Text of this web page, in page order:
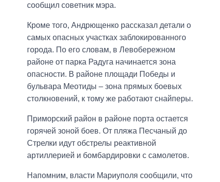
сообщил советник мэра.
Кроме того, Андрющенко рассказал детали о
самых опасных участках заблокированного
города. По его словам, в Левобережном
районе от парка Радуга начинается зона
опасности. В районе площади Победы и
бульвара Меотиды – зона прямых боевых
столкновений, к тому же работают снайперы.
Приморский район в районе порта остается
горячей зоной боев. От пляжа Песчаный до
Стрелки идут обстрелы реактивной
артиллерией и бомбардировки с самолетов.
Напомним, власти Мариуполя сообщили, что